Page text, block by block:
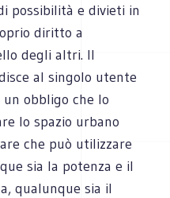
possibilità e divieti in
diritto a
degli altri. Il
al singolo utente
obbligo che lo
lo spazio urbano
che può utilizzare
sia la potenza e il
qualunque sia il